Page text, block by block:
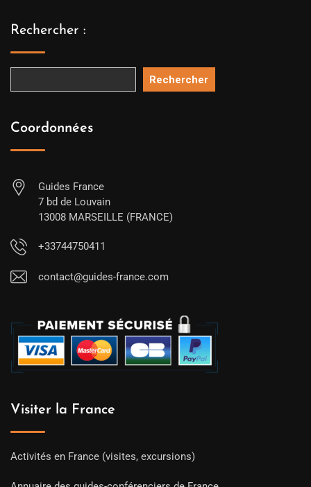
Rechercher :
Rechercher
Coordonnées
Guides France
7 bd de Louvain
13008 MARSEILLE (FRANCE)
+33744750411
contact@guides-france.com
Visiter la France
Activités en France (visites, excursions)